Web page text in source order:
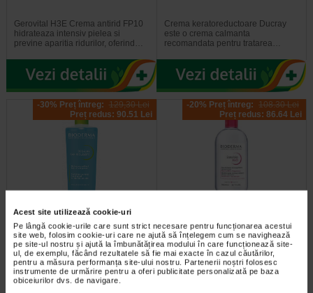
Acest site utilizează cookie-uri
Pe lângă cookie-urile care sunt strict necesare pentru funcționarea acestui
site web, folosim cookie-uri care ne ajută să înțelegem cum se navighează
pe site-ul nostru și ajută la îmbunătățirea modului în care funcționează site-
ul, de exemplu, făcând rezultatele să fie mai exacte în cazul căutărilor,
pentru a măsura performanța site-ului nostru. Partenerii noștri folosesc
instrumente de urmărire pentru a oferi publicitate personalizată pe baza
obiceiurilor dvs. de navigare.
Gerovital H3E Crema antirid FP10
hidrateaza intensiv pielea si
previne aparitia ridurilor, oferind…
Crema keratoreductoare Ducray
este o crema calmanta
recomandata pentru tratarea…
-30% Preț întreg: 129,30 Lei
Preț redus: 90.51 Lei
Sebium Gel Spumant pentru
curatarea tenului gras X 500 ml
Bioderma Sebium Gel Spumant
este solutia ideala pentru curatarea
tenului gras. Formula sa…
-20% Preț întreg: 108.30 Lei
Preț redus: 86.64 Lei
Solutie Micelara X 500 ml
Solutia Micelara Sensibio H2O de
la Bioderma este recomandata atat
pentru demachierea tenului cat si…